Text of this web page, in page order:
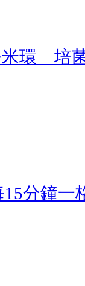
米環 培
分鐘一